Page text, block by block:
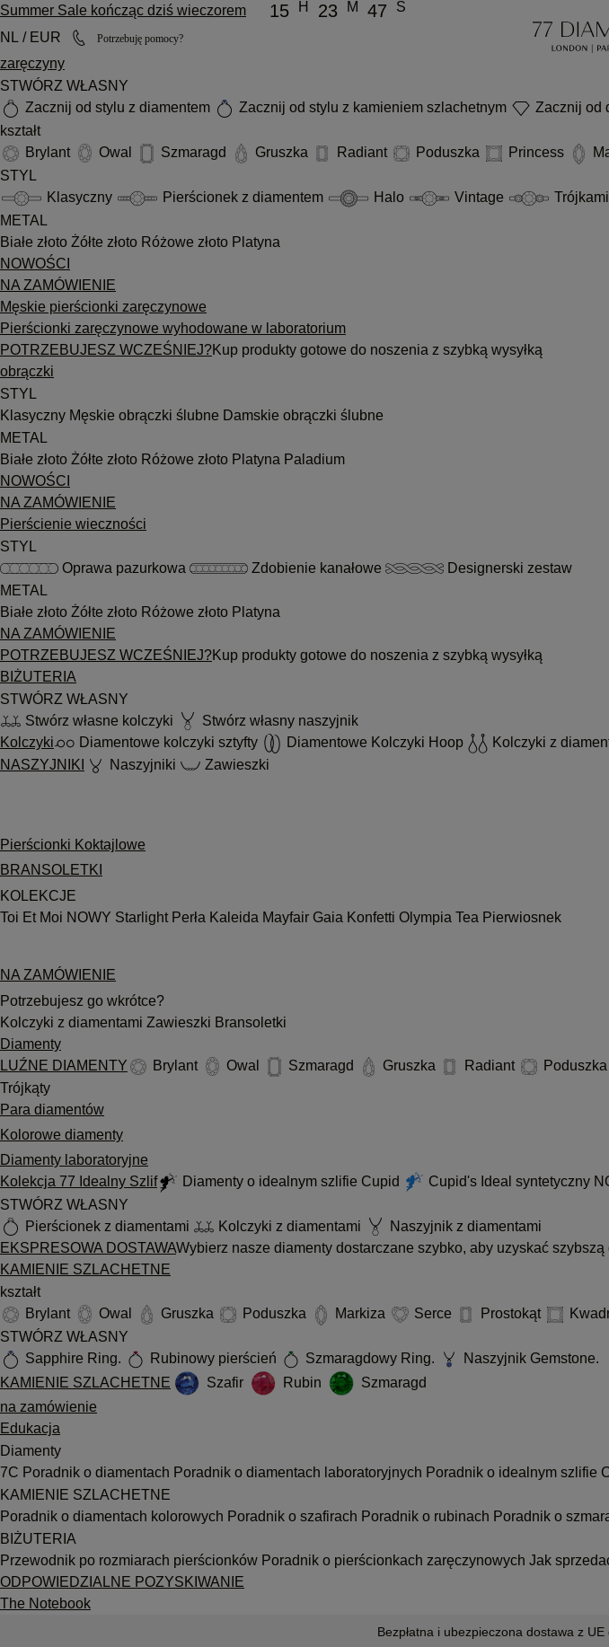
Summer Sale kończąc dziś wieczorem 15 H 23 M 47
S
NL / EUR
Potrzebuję pomocy?
zaręczyny
STWÓRZ WŁASNY
Zacznij od stylu z diamentem
Zacznij od stylu z kamieniem szlachetnym Zacznij od
kształt
Brylant
Owal Szmaragd Gruszka Radiant Poduszka Princess
STYL
Klasyczny
Pierścionek z diamentem Halo Vintage
METAL
Białe złoto Żółte złoto Różowe złoto Platyna
NOWOŚCI
NA ZAMÓWIENIE
Męskie pierścionki zaręczynowe
Pierścionki zaręczynowe wyhodowane w laboratorium
POTRZEBUJESZ WCZEŚNIEJ?Kup produkty gotowe do noszenia z szybką wysyłką
obrączki
STYL
Klasyczny Męskie obrączki ślubne Damskie obrączki ślubne
METAL
Białe złoto Żółte złoto Różowe złoto Platyna Paladium
NOWOŚCI
NA ZAMÓWIENIE
Pierścienie wieczności
STYL
Oprawa pazurkowa
Zdobienie kanałowe
Designerski zestaw
METAL
Białe złoto Żółte złoto Różowe złoto Platyna
NA ZAMÓWIENIE
POTRZEBUJESZ WCZEŚNIEJ?Kup produkty gotowe do noszenia z szybką wysyłką
BIŻUTERIA
STWÓRZ WŁASNY
Stwórz własne kolczyki
Stwórz własny naszyjnik
Kolczyki
Diamentowe kolczyki sztyfty Diamentowe Kolczyki Hoop
Kolczyki z
NASZYJNIKI
Naszyjniki Zawieszki
Pierścionki Koktajlowe
BRANSOLETKI
KOLEKCJE
Toi Et Moi NOWY Starlight Perła Kaleida Mayfair Gaia Konfetti Olympia Tea Pierwiosnek
NA ZAMÓWIENIE
Potrzebujesz go wkrótce?
Kolczyki z diamentami Zawieszki Bransoletki
Diamenty
LUŹNE DIAMENTY
Brylant Owal Szmaragd Gruszka Radiant Poduszka
Trójkąty
Para diamentów
Kolorowe diamenty
Diamenty laboratoryjne
Kolekcja 77 Idealny Szlif
Diamenty o idealnym szlifie Cupid Cupid's Ideal syntetyczny
STWÓRZ WŁASNY
Pierścionek z diamentami
Kolczyki z diamentami
Naszyjnik z diamentami
EKSPRESOWA DOSTAWAWybierz nasze diamenty dostarczane szybko, aby uzyskać szybszą
KAMIENIE SZLACHETNE
kształt
Brylant
Owal Gruszka Poduszka Markiza Serce Prostokąt
STWÓRZ WŁASNY
Sapphire Ring.
Rubinowy pierścień Szmaragdowy Ring.
Naszyjnik Gemstone.
KAMIENIE SZLACHETNE
Szafir Rubin
Szmaragd
na zamówienie
Edukacja
Diamenty
7C Poradnik o diamentach Poradnik o diamentach laboratoryjnych Poradnik o idealnym szlifie
KAMIENIE SZLACHETNE
Poradnik o diamentach kolorowych Poradnik o szafirach Poradnik o rubinach Poradnik o
BIŻUTERIA
Przewodnik po rozmiarach pierścionków Poradnik o pierścionkach zaręczynowych Jak
ODPOWIEDZIALNE POZYSKIWANIE
The Notebook
Bezpłatna i ubezpieczona dostawa z UE